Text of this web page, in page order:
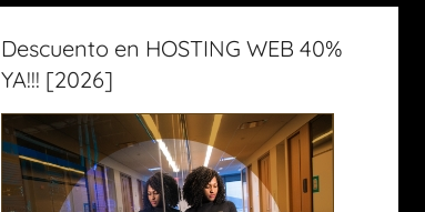
Descuento en HOSTING WEB 40%
YA!!! [2026]